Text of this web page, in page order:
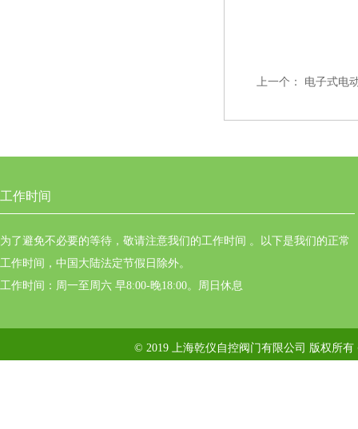
上一个： 电子式电
工作时间
为了避免不必要的等待，敬请注意我们的工作时间 。以下是我们的正常
工作时间，中国大陆法定节假日除外。
工作时间：周一至周六 早8:00-晚18:00。周日休息
© 2019 上海乾仪自控阀门有限公司 版权所有